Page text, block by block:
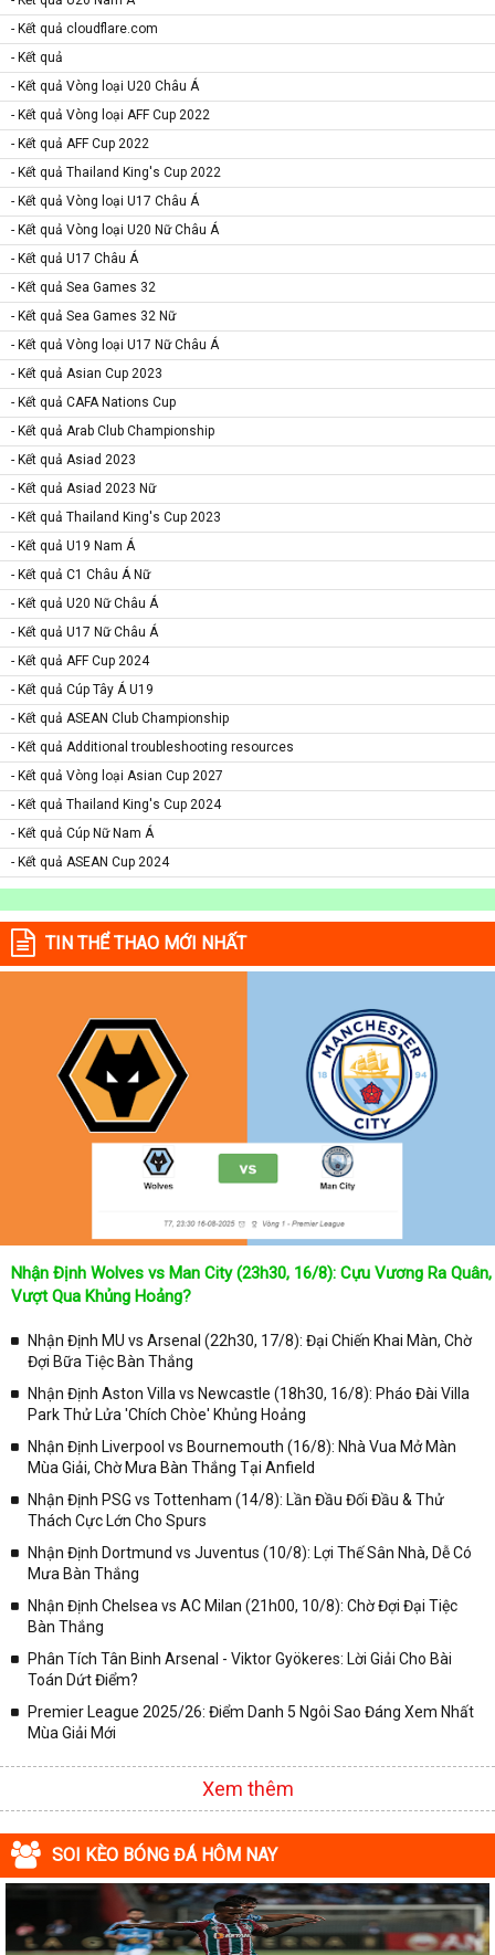
- Kết quả cloudflare.com
- Kết quả
- Kết quả Vòng loại U20 Châu Á
- Kết quả Vòng loại AFF Cup 2022
- Kết quả AFF Cup 2022
- Kết quả Thailand King's Cup 2022
- Kết quả Vòng loại U17 Châu Á
- Kết quả Vòng loại U20 Nữ Châu Á
- Kết quả U17 Châu Á
- Kết quả Sea Games 32
- Kết quả Sea Games 32 Nữ
- Kết quả Vòng loại U17 Nữ Châu Á
- Kết quả Asian Cup 2023
- Kết quả CAFA Nations Cup
- Kết quả Arab Club Championship
- Kết quả Asiad 2023
- Kết quả Asiad 2023 Nữ
- Kết quả Thailand King's Cup 2023
- Kết quả U19 Nam Á
- Kết quả C1 Châu Á Nữ
- Kết quả U20 Nữ Châu Á
- Kết quả U17 Nữ Châu Á
- Kết quả AFF Cup 2024
- Kết quả Cúp Tây Á U19
- Kết quả ASEAN Club Championship
- Kết quả Additional troubleshooting resources
- Kết quả Vòng loại Asian Cup 2027
- Kết quả Thailand King's Cup 2024
- Kết quả Cúp Nữ Nam Á
- Kết quả ASEAN Cup 2024
TIN THỂ THAO MỚI NHẤT
Nhận Định Wolves vs Man City (23h30, 16/8): Cựu Vương Ra Quân,
Vượt Qua Khủng Hoảng?
Nhận Định MU vs Arsenal (22h30, 17/8): Đại Chiến Khai Màn, Chờ
Đợi Bữa Tiệc Bàn Thắng
Nhận Định Aston Villa vs Newcastle (18h30, 16/8): Pháo Đài Villa
Park Thử Lửa 'Chích Chòe' Khủng Hoảng
Nhận Định Liverpool vs Bournemouth (16/8): Nhà Vua Mở Màn
Mùa Giải, Chờ Mưa Bàn Thắng Tại Anfield
Nhận Định PSG vs Tottenham (14/8): Lần Đầu Đối Đầu & Thử
Thách Cực Lớn Cho Spurs
Nhận Định Dortmund vs Juventus (10/8): Lợi Thế Sân Nhà, Dễ Có
Mưa Bàn Thắng
Nhận Định Chelsea vs AC Milan (21h00, 10/8): Chờ Đợi Đại Tiệc
Bàn Thắng
Phân Tích Tân Binh Arsenal - Viktor Gyökeres: Lời Giải Cho Bài
Toán Dứt Điểm?
Premier League 2025/26: Điểm Danh 5 Ngôi Sao Đáng Xem Nhất
Mùa Giải Mới
Xem thêm
SOI KÈO BÓNG ĐÁ HÔM NAY